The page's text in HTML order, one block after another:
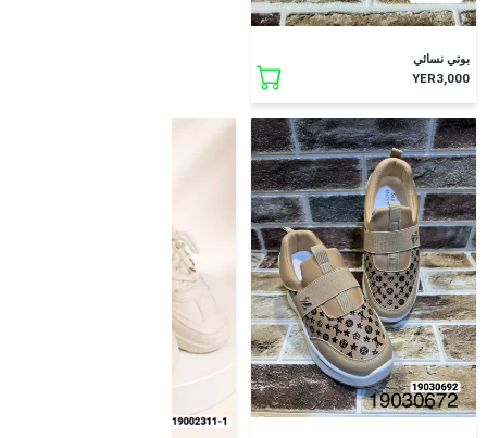
بوتي نسائي
YER3,000